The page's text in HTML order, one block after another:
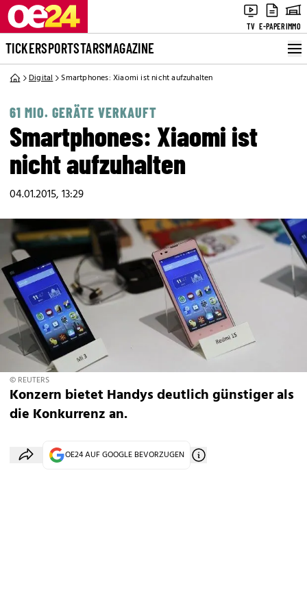
TV E-PAPERIMMO
TICKERSPORTSTARSMAGAZINE
Digital Smartphones: Xiaomi ist nicht aufzuhalten
61 MIO. GERÄTE VERKAUFT
Smartphones: Xiaomi ist
nicht aufzuhalten
04.01.2015, 13:29
© REUTERS
Konzern bietet Handys deutlich günstiger als
die Konkurrenz an.
OE24 AUF GOOGLE BEVORZUGEN